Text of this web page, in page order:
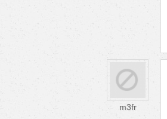
m3fr